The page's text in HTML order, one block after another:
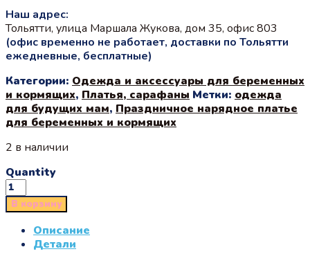
Наш адрес:
Тольятти, улица Маршала Жукова, дом 35, офис 803
(офис временно не работает, доставки по Тольятти
ежедневные, бесплатные)
Категории: Одежда и аксессуары для беременных
и кормящих, Платья, сарафаны Метки: одежда
для будущих мам, Праздничное нарядное платье
для беременных и кормящих
2 в наличии
Quantity
В корзину
Описание
Детали